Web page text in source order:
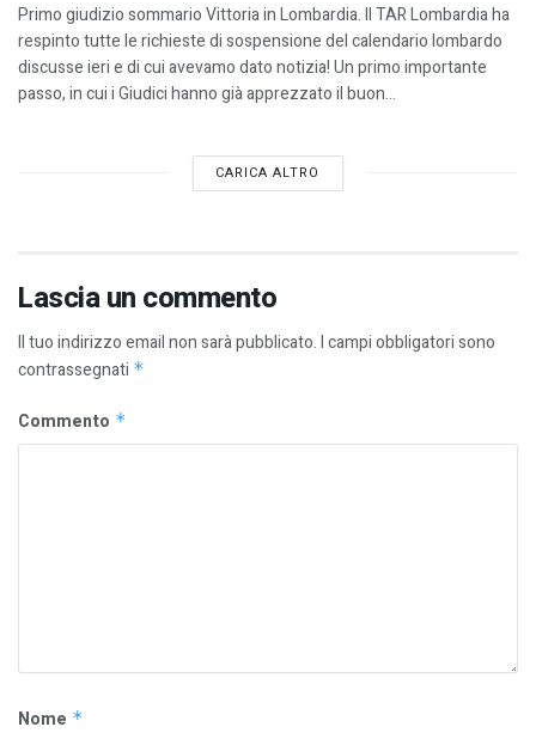
Primo giudizio sommario Vittoria in Lombardia. Il TAR Lombardia ha
respinto tutte le richieste di sospensione del calendario lombardo
discusse ieri e di cui avevamo dato notizia! Un primo importante
passo, in cui i Giudici hanno già apprezzato il buon...
CARICA ALTRO
Lascia un commento
Il tuo indirizzo email non sarà pubblicato.I campi obbligatori sono
contrassegnati *
Commento *
Nome *